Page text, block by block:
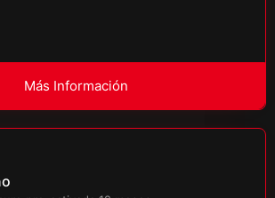
Más Información